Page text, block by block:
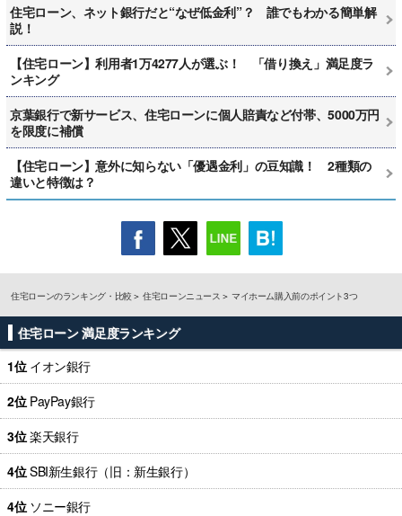
住宅ローン、ネット銀行だと“なぜ低金利”？ 誰でもわかる簡単解
説！
【住宅ローン】利用者1万4277人が選ぶ！ 「借り換え」満足度ラ
ンキング
京葉銀行で新サービス、住宅ローンに個人賠責など付帯、5000万円
を限度に補償
【住宅ローン】意外に知らない「優遇金利」の豆知識！ 2種類の
違いと特徴は？
住宅ローンのランキング・比較 住宅ローンニュース マイホーム購入前のポイント3つ
住宅ローン 満足度ランキング
1位 イオン銀行
2位 PayPay銀行
3位楽天銀行
4位SBI新生銀行（旧：新生銀行）
4位 ソニー銀行